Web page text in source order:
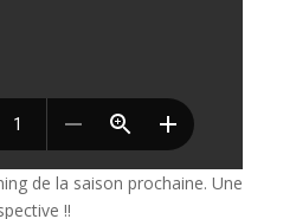
de la saison prochaine. Une
!!